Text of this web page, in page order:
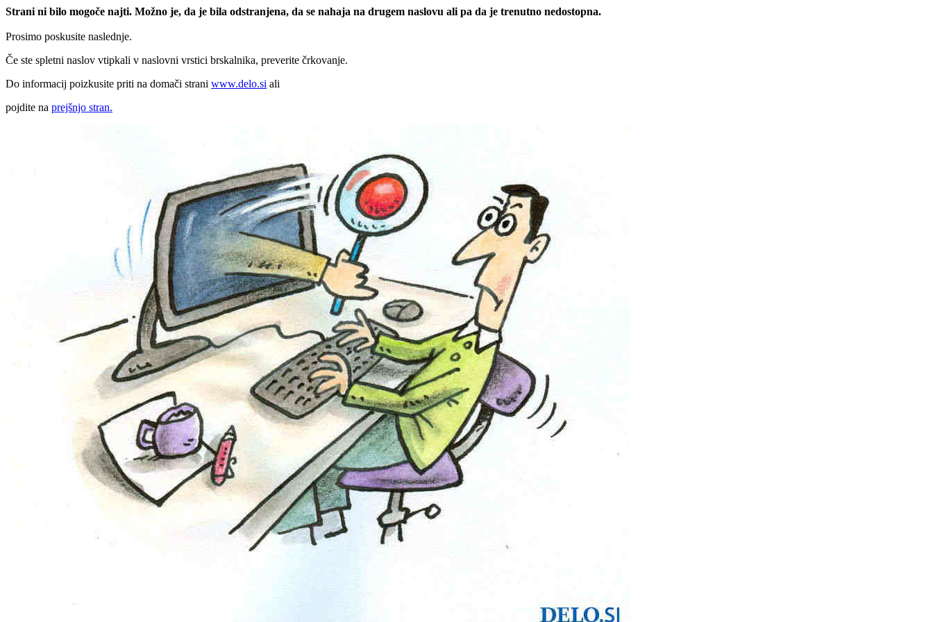
Strani ni bilo mogoče najti. Možno je, da je bila odstranjena, da se nahaja na drugem naslovu ali pa da je trenutno nedostopna.
Prosimo poskusite naslednje.
Če ste spletni naslov vtipkali v naslovni vrstici brskalnika, preverite črkovanje.
Do informacij poizkusite priti na domači strani www.delo.si ali
pojdite na prejšnjo stran.